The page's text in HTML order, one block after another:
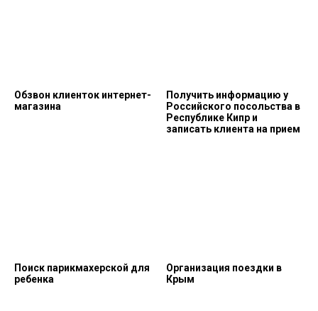
Обзвон клиенток интернет-
магазина
Получить информацию у
Российского посольства в
Республике Кипр и
записать клиента на прием
Поиск парикмахерской для
ребенка
Организация поездки в
Крым